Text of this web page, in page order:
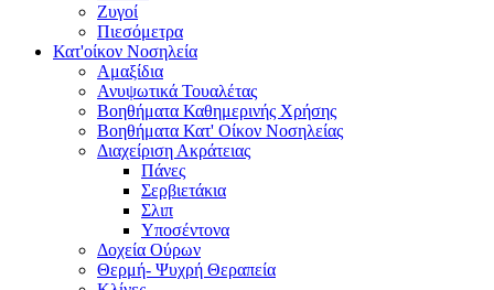
Ζυγοί
Πιεσόμετρα
Κατ'οίκον Νοσηλεία
Αμαξίδια
Ανυψωτικά Τουαλέτας
Βοηθήματα Καθημερινής Χρήσης
Βοηθήματα Κατ' Οίκον Νοσηλείας
Διαχείριση Ακράτειας
Πάνες
Σερβιετάκια
Σλιπ
Υποσέντονα
Δοχεία Ούρων
Θερμή- Ψυχρή Θεραπεία